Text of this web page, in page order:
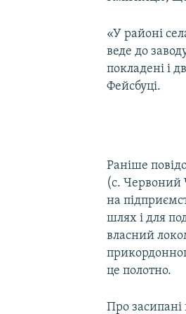
«У районі
веде до
покладені і
Фейсбуці.
Раніше
(с. Червоний
на
шлях і для
власний
це полотно.
Про